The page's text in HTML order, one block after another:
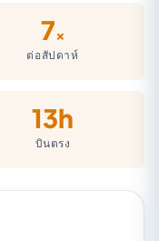
7×
ต่อสัปดาห์
13h
บินตรง